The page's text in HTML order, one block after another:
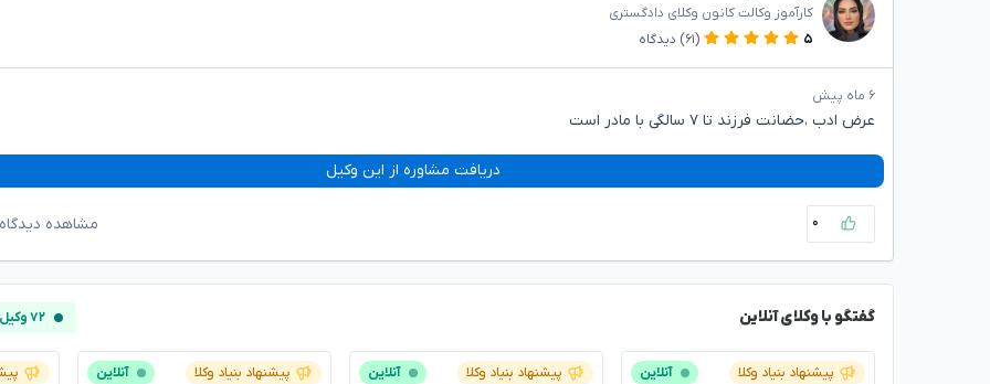
کارآموز وکالت کانون وکلای دادگستری
۵
(۶۱) دیدگاه
۶ ماه پیش
عرض ادب ،حضانت فرزند تا ۷ سالگی با مادر است
دریافت مشاوره از این وکیل
۰ مشاهده
گفتگو با وکلای آنلاین ۷۲ وکیل آنلاین
پیشنهاد بنیاد وکلا آنلاین پیشنهاد بنیاد وکلا آنلاین پیشنهاد بنیاد وکلا آنلاین